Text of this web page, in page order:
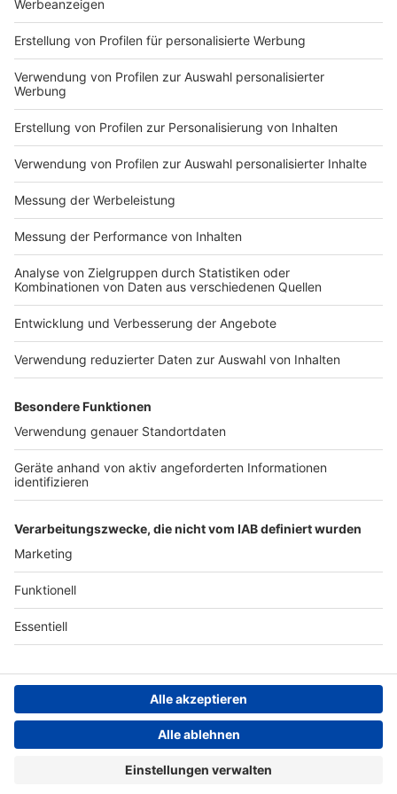
werden. Gegen alle drei
wird jetzt ermittelt, unter
anderem wegen
gefährlicher
gefesselt werden. Gegen alle drei wird jetzt
ermittelt, unter anderem wegen gefährlicher
Körperverletzung.
Impressum
Nutzungsbedingungen
Jobs
Presse
Werben
Archiv
ANTENNE BAYERN GROUP
Stiftung ANTENNE BAYERN
hilft
Teilnahmebedingungen
Grounding Page ANTENNE
BAYERN
Kontakt
Studio-Hotline
Verkehrs-Hotline
Datenschutz­erklärung
einstellungen
Persönliche Datenkontrolle
Newsletter
ANTENNE BAYERN Live